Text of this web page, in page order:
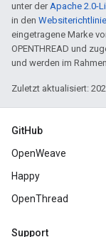
unter derApache 2.0-
in den
eingetragene Marke
OPENTHREAD und
und werden im
Zuletzt aktualisiert:
GitHub
OpenWeave
Happy
OpenThread
Support